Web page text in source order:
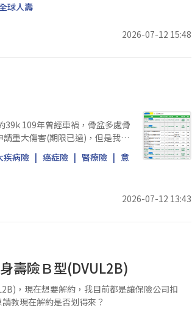
球人壽
2026-07-12 15:48
多處骨
重大傷害(期限已過)，但是我並
疾病險 癌症險 醫療險
意
2026-07-12 13:43
壽險Ｂ型(DVUL2B)
，現在想要解約，我目前都是讓保險公司扣
教現在解約是否划得來？